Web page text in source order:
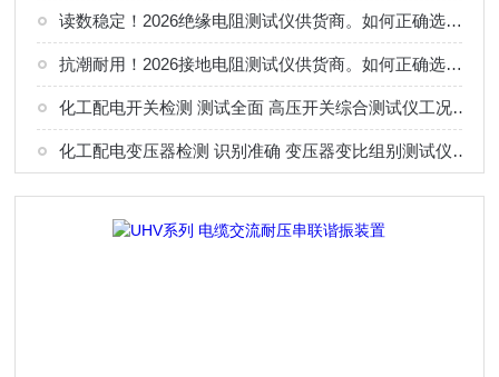
读数稳定！2026绝缘电阻测试仪供货商。如何正确选择适合的厂家
抗潮耐用！2026接地电阻测试仪供货商。如何正确选择适合的厂家
化工配电开关检测 测试全面 高压开关综合测试仪工况选型参考
化工配电变压器检测 识别准确 变压器变比组别测试仪工况选型参考